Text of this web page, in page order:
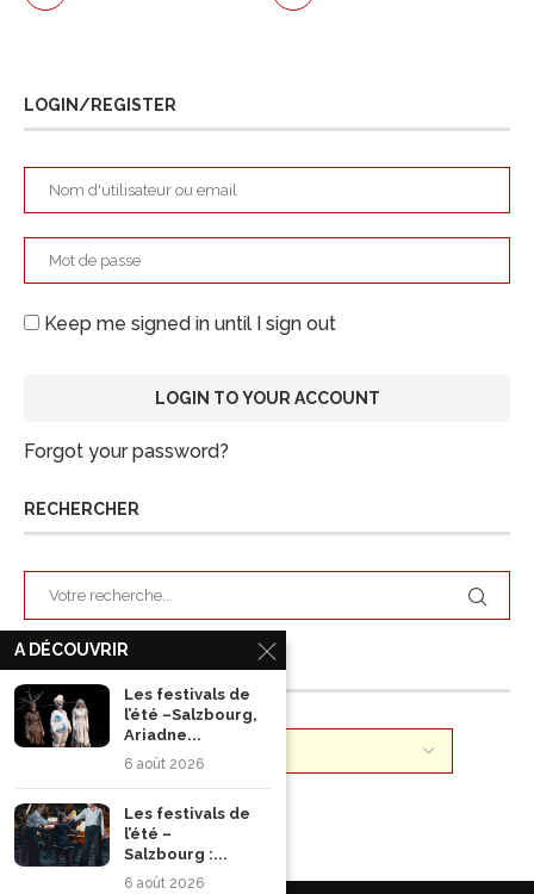
LOGIN/REGISTER
Keep me signed in until I sign out
Forgot your password?
RECHERCHER
ARCHIVES
A DÉCOUVRIR
Les festivals de
l’été –Salzbourg,
Ariadne...
6 août 2026
Les festivals de
l’été –
Salzbourg :...
6 août 2026